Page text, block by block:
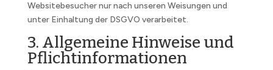
Websitebesucher nur nach unseren Weisungen und
unter Einhaltung der DSGVO verarbeitet.
3. Allgemeine Hinweise und
Pflicht­informationen